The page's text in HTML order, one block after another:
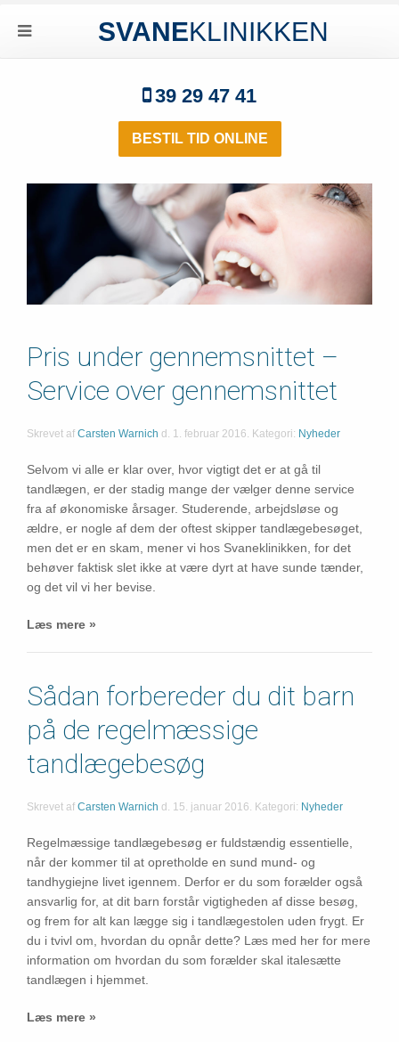
SVANEKLINIKKEN
39 29 47 41
BESTIL TID ONLINE
Pris under gennemsnittet –
Service over gennemsnittet
Skrevet af Carsten Warnich d. 1. februar 2016 . Kategori: Nyheder
Selvom vi alle er klar over, hvor vigtigt det er at gå til
tandlægen, er der stadig mange der vælger denne service
fra af økonomiske årsager. Studerende, arbejdsløse og
ældre, er nogle af dem der oftest skipper tandlægebesøget,
men det er en skam, mener vi hos Svaneklinikken, for det
behøver faktisk slet ikke at være dyrt at have sunde tænder,
og det vil vi her bevise.
Læs mere »
Sådan forbereder du dit barn
på de regelmæssige
tandlægebesøg
Skrevet af Carsten Warnich d. 15. januar 2016 . Kategori: Nyheder
Regelmæssige tandlægebesøg er fuldstændig essentielle,
når der kommer til at opretholde en sund mund- og
tandhygiejne livet igennem. Derfor er du som forælder også
ansvarlig for, at dit barn forstår vigtigheden af disse besøg,
og frem for alt kan lægge sig i tandlægestolen uden frygt. Er
du i tvivl om, hvordan du opnår dette? Læs med her for mere
information om hvordan du som forælder skal italesætte
tandlægen i hjemmet.
Læs mere »